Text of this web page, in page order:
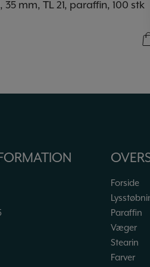
mm, TL 21, paraffin, 100 stk
Forside
Paraffin
Væger
Stearin
Farver